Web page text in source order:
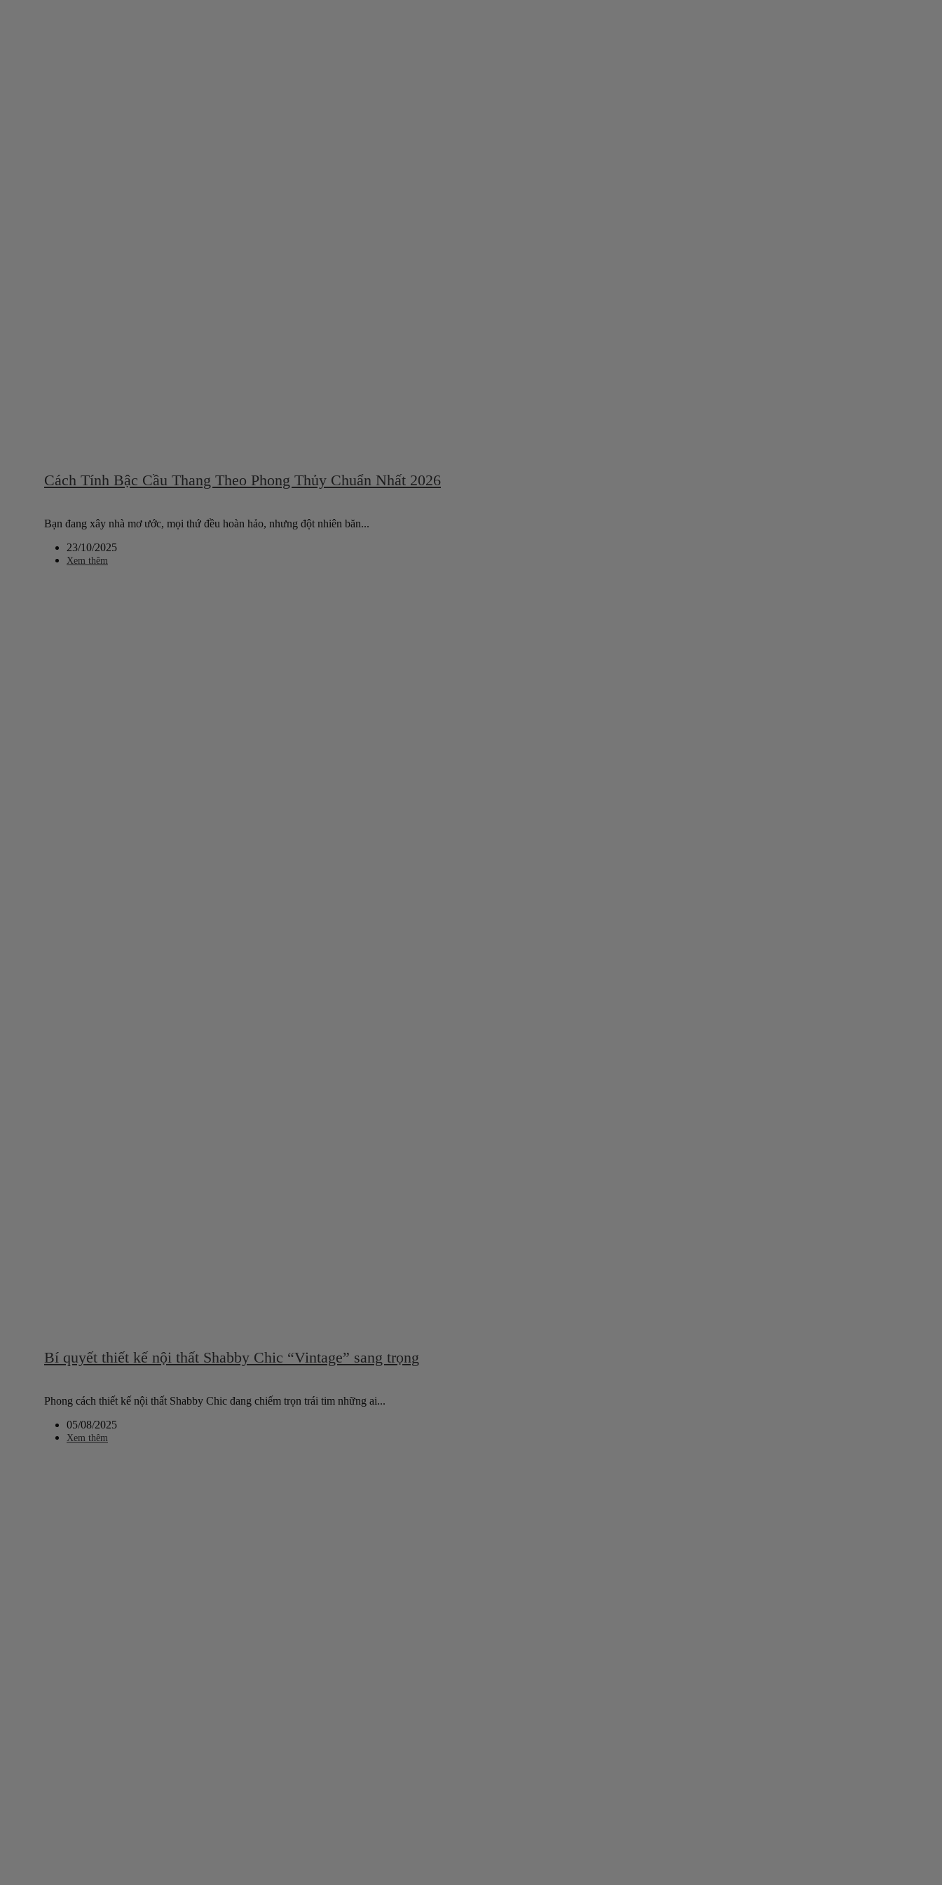
Cách Tính Bậc Cầu Thang Theo Phong Thủy Chuẩn Nhất 2026
Bạn đang xây nhà mơ ước, mọi thứ đều hoàn hảo, nhưng đột nhiên băn...
23/10/2025
Xem thêm
Bí quyết thiết kế nội thất Shabby Chic “Vintage” sang trọng
Phong cách thiết kế nội thất Shabby Chic đang chiếm trọn trái tim những ai...
05/08/2025
Xem thêm